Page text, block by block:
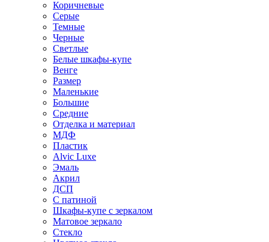
Коричневые
Серые
Темные
Черные
Светлые
Белые шкафы-купе
Венге
Размер
Маленькие
Большие
Средние
Отделка и материал
МДФ
Пластик
Alvic Luxe
Эмаль
Акрил
ДСП
С патиной
Шкафы-купе с зеркалом
Матовое зеркало
Стекло